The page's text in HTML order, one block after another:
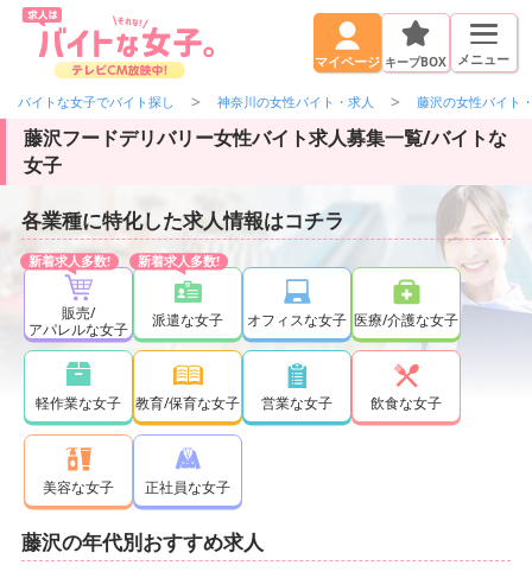
マイページ キープBOX メニュー
バイトな女子でバイト探し 神奈川の女性バイト・求人 藤沢の女性バイト
藤沢フードデリバリー女性バイト求人募集一覧/バイトな
女子
各業種に特化した求人情報はコチラ
販売/
アパレルな女子
派遣な女子 オフィスな女子 医療/介護な女子
軽作業な女子 教育/保育な女子 営業な女子 飲食な女子
美容な女子 正社員な女子
藤沢の年代別おすすめ求人